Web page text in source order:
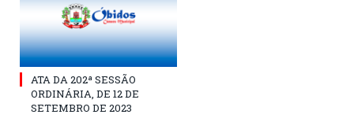
ATA DA 202ª SESSÃO
ORDINÁRIA, DE 12 DE
SETEMBRO DE 2023